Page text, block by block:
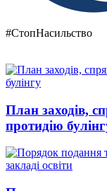
#СтопНасильство
План заходів,
протидію